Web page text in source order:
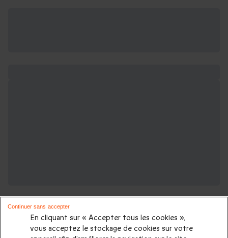
En cliquant sur « Accepter tous les cookies »,
vous acceptez le stockage de cookies sur votre
Continuer sans accepter